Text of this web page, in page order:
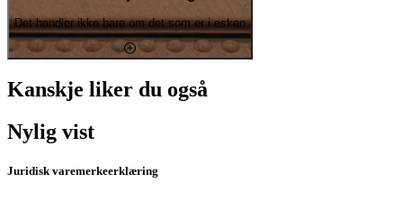
Det handler ikke bare om det som er i esken
Kanskje liker du også
Nylig vist
Juridisk varemerkeerklæring